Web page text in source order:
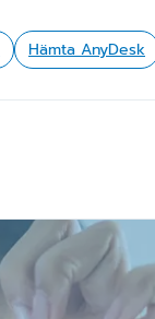
Hämta AnyDesk